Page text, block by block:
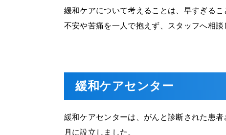
緩和ケアについて考えることは、早すぎるこ
不安や苦痛を一人で抱えず、スタッフへ相談
緩和ケアセンター
緩和ケアセンターは、がんと診断された患
月に設立しました。